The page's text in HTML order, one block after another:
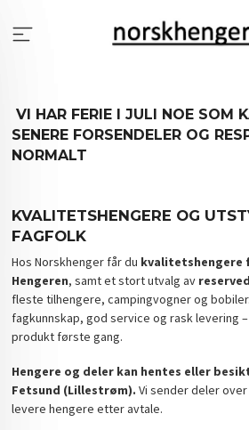
innholdet
VI HAR FERIE I JULI NOE SOM
SENERE FORSENDELER OG
NORMALT
KVALITETSHENGERE OG
FAGFOLK
Hos Norskhenger får du kvalitetshengere
Hengeren, samt et stort utvalg av
fleste tilhengere, campingvogner og
fagkunnskap, god service og rask levering
produkt første gang.
Hengere og deler kan hentes eller
Fetsund (Lillestrøm). Vi sender deler
levere hengere etter avtale.